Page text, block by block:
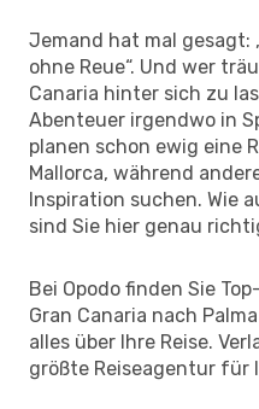
Jemand hat mal gesagt:
ohne Reue“. Und wer
Canaria hinter sich zu
Abenteuer irgendwo in
planen schon ewig eine
Mallorca, während
Inspiration suchen. Wie
sind Sie hier genau
Bei Opodo finden Sie
Gran Canaria nach
alles über Ihre Reise.
größte Reiseagentur für